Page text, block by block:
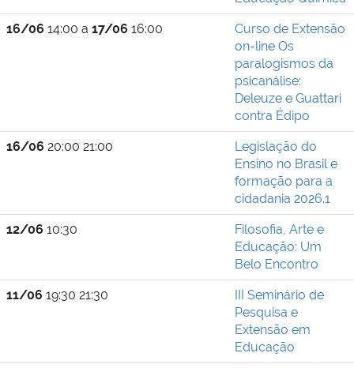
16/06 14:00 a 17/06 16:00
Curso de Extensão
on-line Os
paralogismos da
psicanálise:
Deleuze e Guattari
contra Édipo
16/06 20:00 21:00
Legislação do
Ensino no Brasil e
formação para a
cidadania 2026.1
12/06 10:30
Filosofia, Arte e
Educação: Um
Belo Encontro
11/06 19:30 21:30
III Seminário de
Pesquisa e
Extensão em
Educação